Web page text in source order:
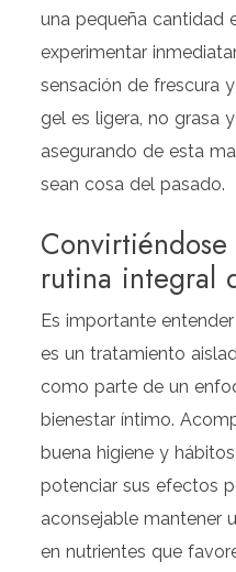
una pequeña cantidad
experimentar
sensación de frescura
gel es ligera, no grasa
asegurando de esta
sean cosa del pasado.
rutina integral
Es importante
es un tratamiento
como parte de un
bienestar íntimo.
buena higiene y
potenciar sus efectos
aconsejable mantener
en nutrientes que